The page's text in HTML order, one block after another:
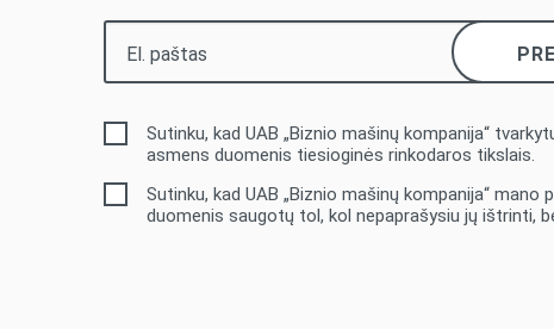
Sutinku, kad UAB „Biznio mašinų kompanija“
asmens duomenis tiesioginės rinkodaros tikslais.
Sutinku, kad UAB „Biznio mašinų kompanija“ mano
duomenis saugotų tol, kol nepaprašysiu jų ištrinti,